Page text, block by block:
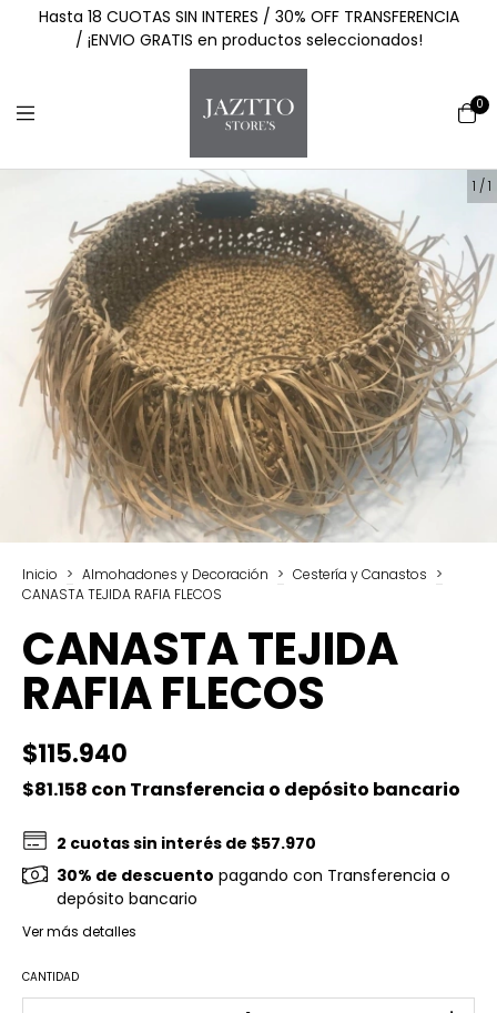
Hasta 18 CUOTAS SIN INTERES / 30% OFF TRANSFERENCIA
/ ¡ENVIO GRATIS en productos seleccionados!
0
1 /1
Inicio > Almohadones y Decoración > Cestería y Canastos >
CANASTA TEJIDA RAFIA FLECOS
CANASTA TEJIDA
RAFIA FLECOS
$115.940
$81.158 con Transferencia o depósito bancario
2 cuotas sin interés de $57.970
30% de descuento pagando con Transferencia o
depósito bancario
Ver más detalles
CANTIDAD